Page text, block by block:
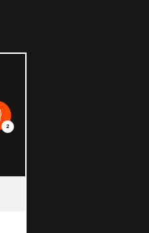
2